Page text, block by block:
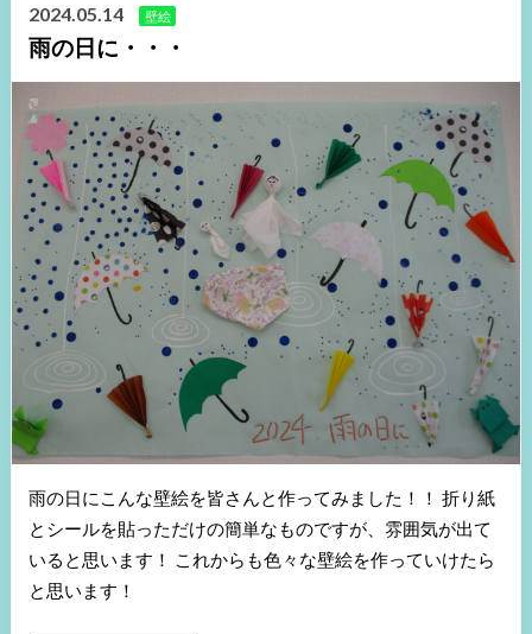
2024.05.14 壁絵
雨の日に・・・
雨の日にこんな壁絵を皆さんと作ってみました！！ 折り紙
とシールを貼っただけの簡単なものですが、雰囲気が出て
いると思います！ これからも色々な壁絵を作っていけたら
と思います！